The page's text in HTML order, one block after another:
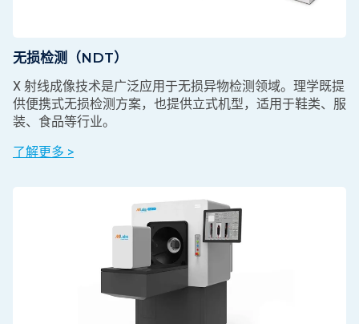
无损检测（NDT）
X 射线成像技术是广泛应用于无损异物检测领域。理学既提
供便携式无损检测方案，也提供立式机型，适用于鞋类、服
装、食品等行业。
了解更多 >